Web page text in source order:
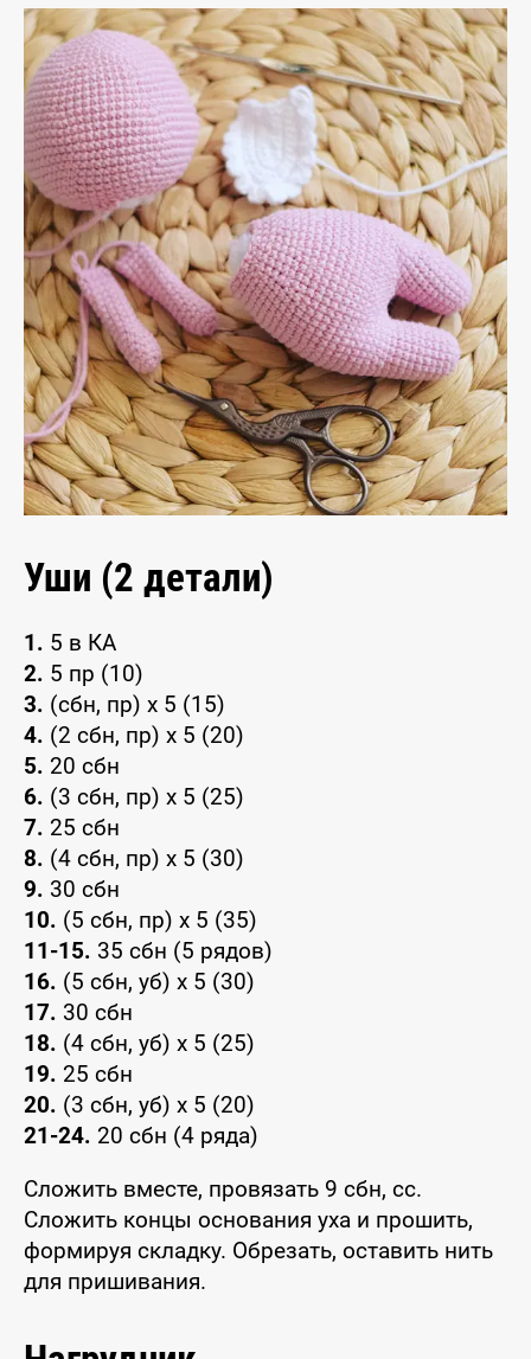
Уши (2 детали)
1. 5 в КА
2. 5 пр (10)
3. (сбн, пр) x 5 (15)
4. (2 сбн, пр) x 5 (20)
5. 20 сбн
6. (3 сбн, пр) x 5 (25)
7. 25 сбн
8. (4 сбн, пр) x 5 (30)
9. 30 сбн
10. (5 сбн, пр) x 5 (35)
11-15. 35 сбн (5 рядов)
16. (5 сбн, уб) x 5 (30)
17. 30 сбн
18. (4 сбн, уб) x 5 (25)
19. 25 сбн
20. (3 сбн, уб) x 5 (20)
21-24. 20 сбн (4 ряда)
Сложить вместе, провязать 9 сбн, сс.
Сложить концы основания уха и прошить,
формируя складку. Обрезать, оставить нить
для пришивания.